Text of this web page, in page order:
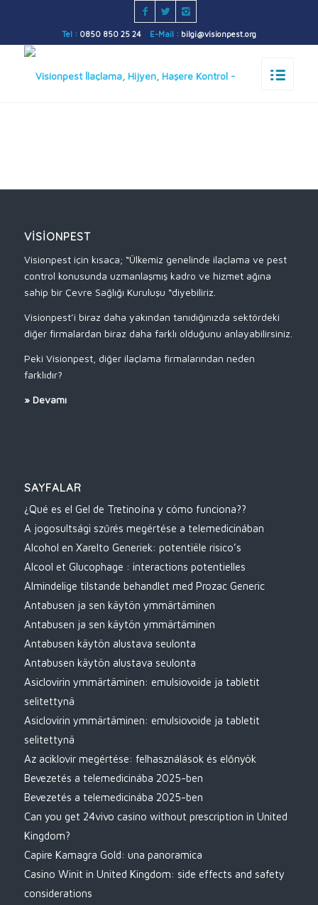
Tel : 0850 850 25 24 E-Mail : bilgi@visionpest.org
VISIONPEST
Visionpest için kısaca; “Ülkemiz genelinde ilaçlama ve pest
control konusunda uzmanlaşmış kadro ve hizmet ağına
sahip bir Çevre Sağlığı Kuruluşu “diyebiliriz.
Visionpest’i biraz daha yakından tanıdığınızda sektördeki
diğer firmalardan biraz daha farklı olduğunu anlayabilirsiniz.
Peki Visionpest, diğer ilaçlama firmalarından neden
farklıdır?
» Devamı
SAYFALAR
¿Qué es el Gel de Tretinoína y cómo funciona??
A jogosultsági szűrés megértése a telemedicinában
Alcohol en Xarelto Generiek: potentiële risico’s
Alcool et Glucophage : interactions potentielles
Almindelige tilstande behandlet med Prozac Generic
Antabusen ja sen käytön ymmärtäminen
Antabusen ja sen käytön ymmärtäminen
Antabusen käytön alustava seulonta
Antabusen käytön alustava seulonta
Asiclovirin ymmärtäminen: emulsiovoide ja tabletit
selitettynä
Asiclovirin ymmärtäminen: emulsiovoide ja tabletit
selitettynä
Az aciklovir megértése: felhasználások és előnyök
Bevezetés a telemedicinába 2025-ben
Bevezetés a telemedicinába 2025-ben
Can you get 24vivo casino without prescription in United
Kingdom?
Capire Kamagra Gold: una panoramica
Casino Winit in United Kingdom: side effects and safety
considerations